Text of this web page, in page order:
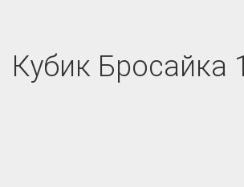
Кубик Бросайка